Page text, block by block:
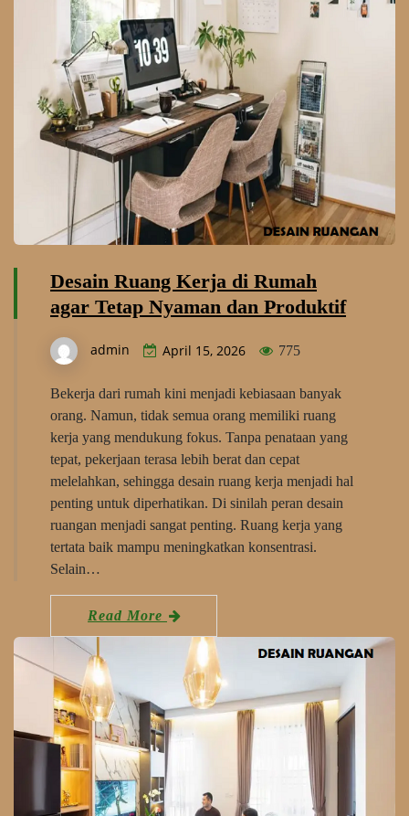
Desain Ruang Kerja di Rumah
agar Tetap Nyaman dan Produktif
admin April 15, 2026 775
Bekerja dari rumah kini menjadi kebiasaan banyak
orang. Namun, tidak semua orang memiliki ruang
kerja yang mendukung fokus. Tanpa penataan yang
tepat, pekerjaan terasa lebih berat dan cepat
melelahkan, sehingga desain ruang kerja menjadi hal
penting untuk diperhatikan. Di sinilah peran desain
ruangan menjadi sangat penting. Ruang kerja yang
tertata baik mampu meningkatkan konsentrasi.
Selain…
Read More